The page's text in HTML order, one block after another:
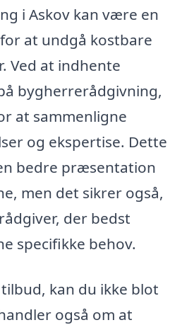
i Askov kan være en
at undgå kostbare
Ved at indhente
bygherrerådgivning,
at sammenligne
og ekspertise. Dette
bedre præsentation
men det sikrer også,
der bedst
specifikke behov.
kan du ikke blot
også om at